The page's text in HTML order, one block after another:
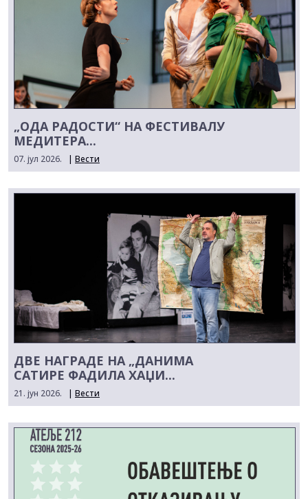
„ОДА РАДОСТИ“ НА ФЕСТИВАЛУ
МЕДИТЕРА...
07. јул 2026. | Вести
ДВЕ НАГРАДЕ НА „ДАНИМА
САТИРЕ ФАДИЛА ХАЏИ...
21. јун 2026. | Вести